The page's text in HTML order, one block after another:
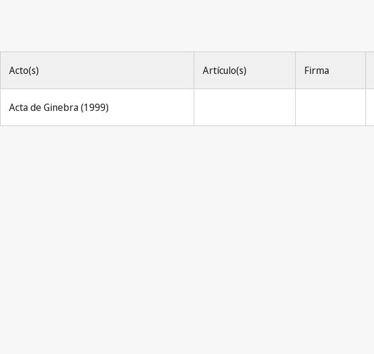
Acto(s) Artículo(s) Firma
Acta de Ginebra (1999)